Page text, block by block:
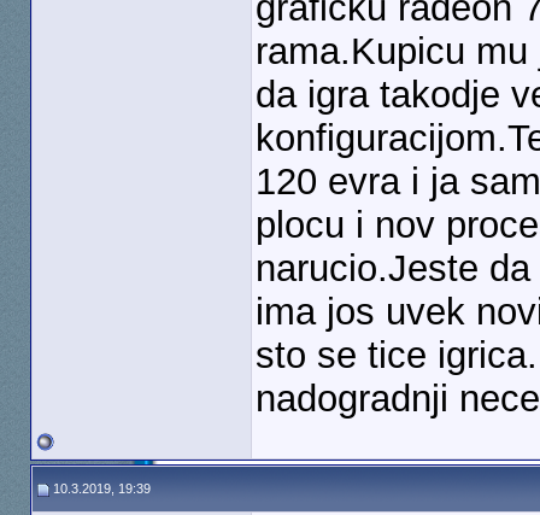
rama.Kupicu
da igra takodje
120 evra i ja
plocu i nov
narucio.Jeste
ima jos uvek
sto se tice
nadogradnji
10.3.2019, 19:39